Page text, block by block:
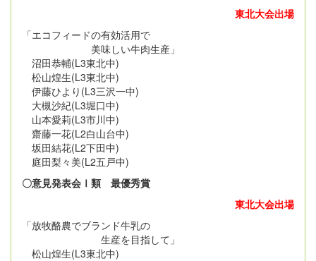
東北大会出場
「エコフィードの有効活用で
美味しい牛肉生産」
沼田恭輔(L3東北中)
松山煌生(L3東北中)
伊藤ひより(L3三沢一中)
大槻沙紀(L3堀口中)
山本愛莉(L3市川中)
齋藤一花(L2白山台中)
坂田結花(L2下田中)
庭田梨々美(L2五戸中)
〇意見発表会Ⅰ類 最優秀賞
東北大会出場
「放牧酪農でブランド牛乳の
生産を目指して」
松山煌生(L3東北中)